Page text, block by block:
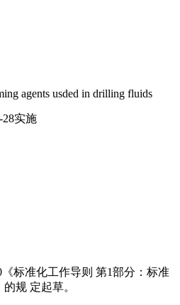
agents usded in drilling fluids
实施
标准化工作导则 第1部分：标准
规 定起草。